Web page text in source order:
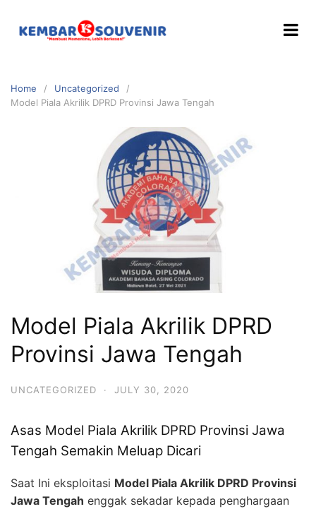
Home
Uncategorized
Model Piala Akrilik DPRD Provinsi Jawa Tengah
Model Piala Akrilik DPRD
Provinsi Jawa Tengah
UNCATEGORIZED · JULY 30, 2020
Asas Model Piala Akrilik DPRD Provinsi Jawa
Tengah Semakin Meluap Dicari
Saat Ini eksploitasi Model Piala Akrilik DPRD Provinsi
Jawa Tengah enggak sekadar kepada penghargaan